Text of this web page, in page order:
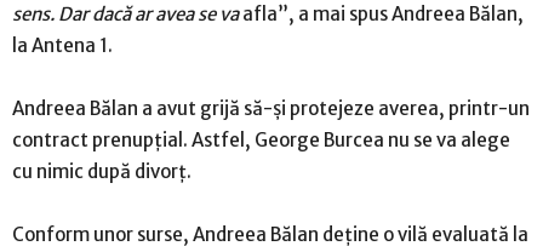
sens. Dar dacă ar avea se vaafla”, a mai spus Andreea Bălan,
la Antena 1.
Andreea Bălan a avut grijă să-și protejeze averea, printr-un
contract prenupțial. Astfel, George Burcea nu se va alege
cu nimic după divorț.
Conform unor surse, Andreea Bălan deține o vilă evaluată la